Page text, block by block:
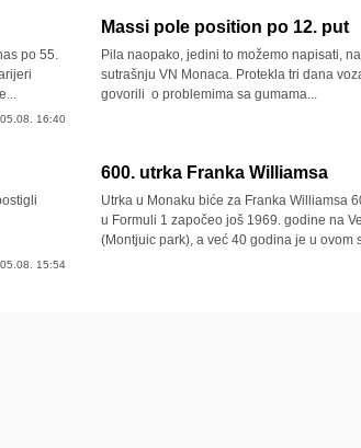
po 55.
16:40
Massi pole position po 12. put
Pila naopako, jedini to možemo napisati,
sutrašnju VN Monaca. Protekla tri dana
govorili o problemima sa gumama...
15:54
600. utrka Franka Williamsa
Utrka u Monaku biće za Franka Williamsa
u Formuli 1 započeo još 1969. godine na
(Montjuic park), a već 40 godina je u ovom